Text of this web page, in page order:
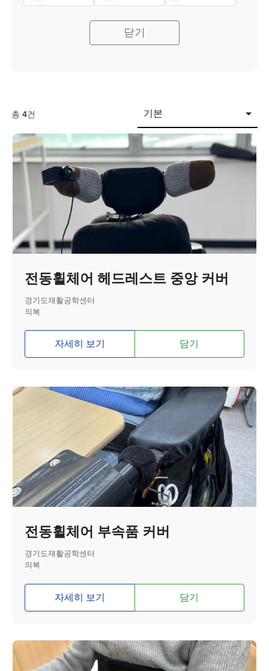
닫기
총4건 기본
전동휠체어 헤드레스트 중앙 커버
경기도재활공학센터
의복
자세히 보기 담기
전동휠체어 부속품 커버
경기도재활공학센터
의복
자세히 보기 담기